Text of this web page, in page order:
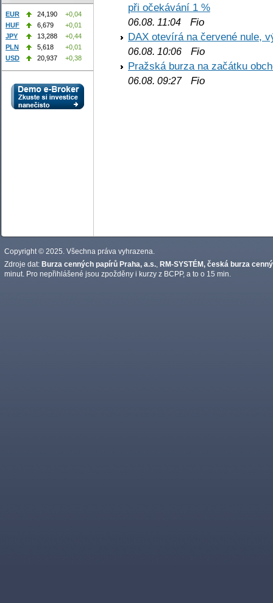
při očekávání 1 %
06.08. 11:04 Fio
DAX otevírá na červené nule,
06.08. 10:06 Fio
Pražská burza na začátku
06.08. 09:27Fio
EUR 24,190
+0,04
HUF
6,679
+0,01
JPY
13,288
+0,44
PLN
5,618
+0,01
USD
20,937 +0,38
Copyright © 2025. Všechna práva vyhrazena.
Zdroje dat: Burza cenných papírů Praha, a.s. RM-SYSTÉM, česká burza
minut. Pro nepřihlášené jsou zpožděny i kurzy z BCPP, a to o 15 min.